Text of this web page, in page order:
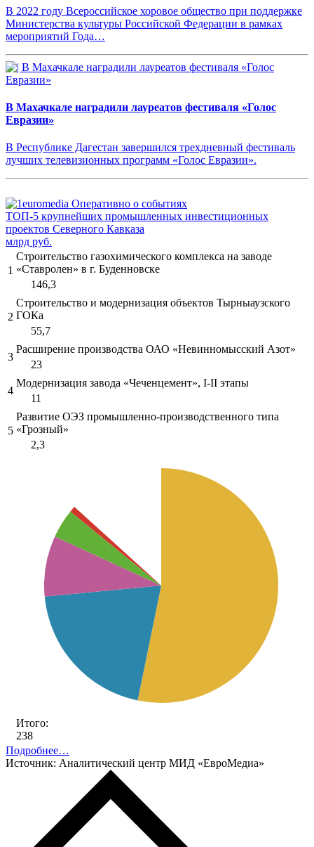
В 2022 году Всероссийское хоровое общество при поддержке
Министерства культуры Российской Федерации в рамках
мероприятий Года…
В Махачкале наградили лауреатов фестиваля «Голос
Евразии»
В Республике Дагестан завершился трехдневный фестиваль
лучших телевизионных программ «Голос Евразии».
ТОП-5 крупнейших промышленных инвестиционных
проектов Северного Кавказа
млрд руб.
1
Строительство газохимического комплекса на заводе
«Ставролен» в г. Буденновске
146,3
2
Строительство и модернизация объектов Тырныаузского
ГОКа
55,7
3
Расширение производства ОАО «Невинномысский Азот»
23
4
Модернизация завода «Чеченцемент», I-II этапы
11
5
Развитие ОЭЗ промышленно-производственного типа
«Грозный»
2,3
Итого:
238
Подробнее…
Источник: Аналитический центр МИД «ЕвроМедиа»